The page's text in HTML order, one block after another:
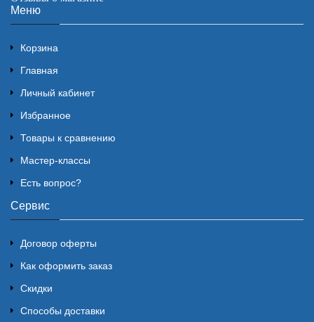
Меню
Корзина
Главная
Личный кабинет
Избранное
Товары к сравнению
Мастер-классы
Есть вопрос?
Сервис
Договор оферты
Как оформить заказ
Скидки
Способы доставки